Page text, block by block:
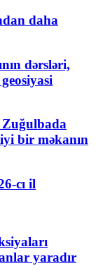
daha
dərsləri,
Zuğulbada
bir məkanın
cı il
yaradır